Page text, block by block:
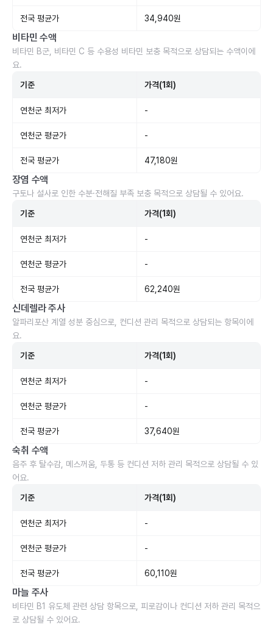
전국 평균가 34,940원
비타민 수액
비타민 B군, 비타민 C 등 수용성 비타민 보충 목적으로 상담되는 수액이에
요.
기준 가격(1회)
연천군 최저가 -
연천군 평균가 -
전국 평균가 47,180원
장염 수액
구토나 설사로 인한 수분·전해질 부족 보충 목적으로 상담될 수 있어요.
기준 가격(1회)
연천군 최저가 -
연천군 평균가 -
전국 평균가 62,240원
신데렐라 주사
알파리포산 계열 성분 중심으로, 컨디션 관리 목적으로 상담되는 항목이에
요.
기준 가격(1회)
연천군 최저가 -
연천군 평균가 -
전국 평균가 37,640원
숙취 수액
음주 후 탈수감, 메스꺼움, 두통 등 컨디션 저하 관리 목적으로 상담될 수 있
어요.
기준 가격(1회)
연천군 최저가 -
연천군 평균가 -
전국 평균가 60,110원
마늘 주사
비타민 B1 유도체 관련 상담 항목으로, 피로감이나 컨디션 저하 관리 목적으
로 상담될 수 있어요.